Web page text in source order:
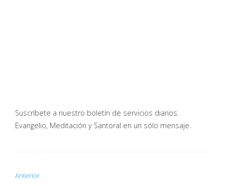
Suscríbete a nuestro boletín de servicios diarios.
Evangelio, Meditación y Santoral en un sólo mensaje.
Anterior